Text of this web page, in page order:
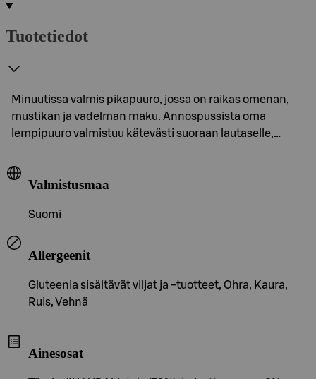
Tuotetiedot
Minuutissa valmis pikapuuro, jossa on raikas omenan,
mustikan ja vadelman maku. Annospussista oma
lempipuuro valmistuu kätevästi suoraan lautaselle,…
Valmistusmaa
Suomi
Allergeenit
Gluteenia sisältävät viljat ja -tuotteet, Ohra, Kaura,
Ruis, Vehnä
Ainesosat